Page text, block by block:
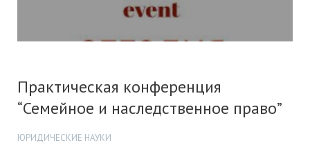
Практическая конференция
“Семейное и наследственное право”
ЮРИДИЧЕСКИЕ НАУКИ